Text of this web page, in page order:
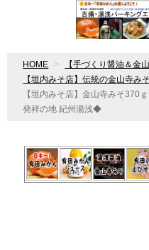
HOME
【手づくり醤油＆金
【垣内みそ店】伝統の金山寺
【垣内みそ店】金山寺みそ370
発祥の地 紀州湯浅◆